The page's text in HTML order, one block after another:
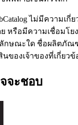
ไม่มีความเกี่
หรือมีความเชื่อมโย
ลักษณะใด ชื่อผลิตภั
ของเจ้าของที่เกี่ยวข้
จะชอบ